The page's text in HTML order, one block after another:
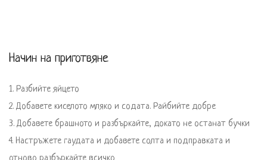
Начин на приготвяне
1. Разбийте яйцето
2. Добавете киселото мляко и содата. Райбийте добре
3. Добавете брашното и разбъркайте, докато не останат бучки
4. Настръжете гаудата и добавете солта и подправката и